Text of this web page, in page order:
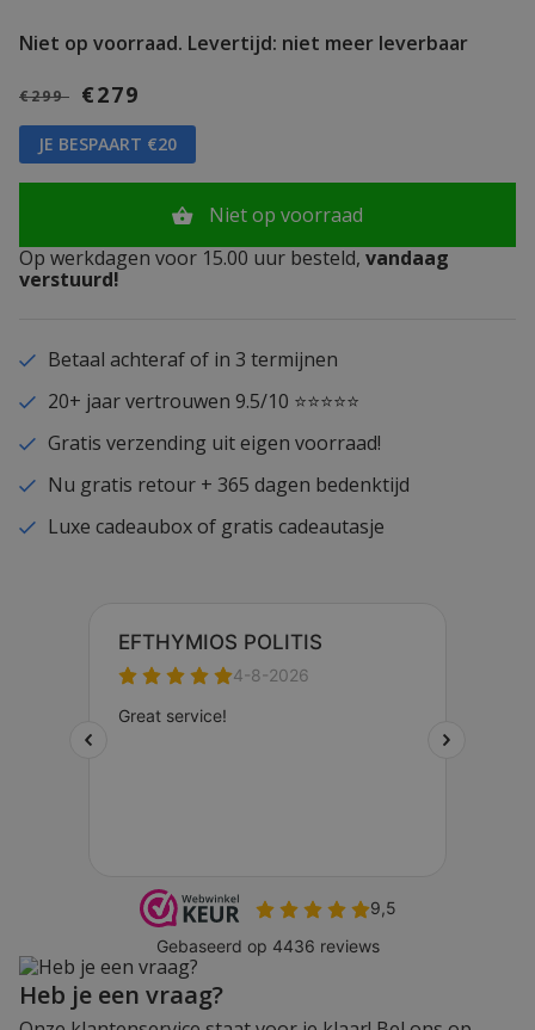
Niet op voorraad. Levertijd: niet meer leverbaar
€299 €279
JE BESPAART €20
Niet op voorraad
Op werkdagen voor 15.00 uur besteld, vandaag
verstuurd!
Betaal achteraf of in 3 termijnen
20+ jaar vertrouwen 9.5/10 ⭐⭐⭐⭐⭐
Gratis verzending uit eigen voorraad!
Nu gratis retour + 365 dagen bedenktijd
Luxe cadeaubox of gratis cadeautasje
Heb je een vraag?